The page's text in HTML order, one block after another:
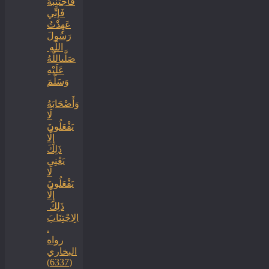
فَإِنِّي
عَهِدْتُ
رَسُولَ
اللَّهِ ‏
‏صَلَّىاللَّهُ
عَلَيْهِ
وَسَلَّمَ
‏وَأَصْحَابَهُ
لَا
يَفْعَلُونَ
إِلَّا
ذَلِكَ
‏‏يَعْنِي
لَا
يَفْعَلُونَ
إِلَّا
ذَلِكَ ‏
‏الِاجْتِنَابَ
.
رواه
البخاري
(6337)